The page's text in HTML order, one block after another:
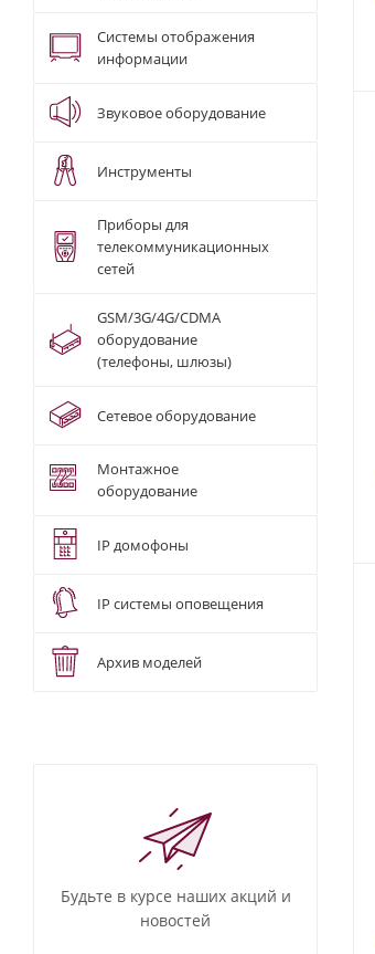
Системы отображения
информации
Звуковое оборудование
Инструменты
Приборы для
телекоммуникационных
сетей
GSM/3G/4G/CDMA
оборудование
(телефоны, шлюзы)
Сетевое оборудование
Монтажное
оборудование
IP домофоны
IP системы оповещения
Архив моделей
Будьте в курсе наших акций и
новостей